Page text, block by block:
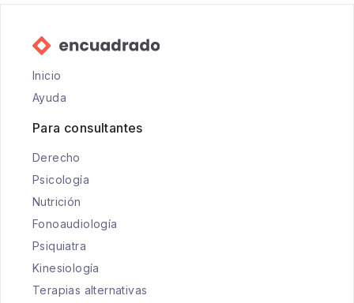
Inicio
Ayuda
Para consultantes
Derecho
Psicología
Nutrición
Fonoaudiología
Psiquiatra
Kinesiología
Terapias alternativas